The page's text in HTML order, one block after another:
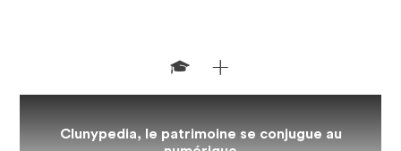
Passer à pied d’un site clunisien à l’autre, c’est possible grâce aux
Clunypedia, le patrimoine se conjugue au